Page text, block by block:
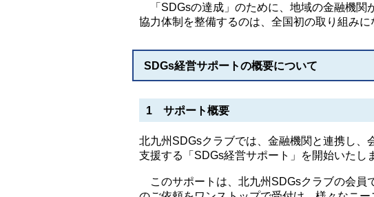
「SDGsの達成」のために、地域の金融機関
協力体制を整備するのは、全国初の取り組みに
SDGs経営サポートの概要について
1 サポート概要
北九州SDGsクラブでは、金融機関と連携し
支援する「SDGs経営サポート」を開始いたし
このサポートは、北九州SDGsクラブの会員